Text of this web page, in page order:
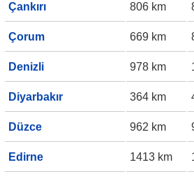
Çankırı 806 km
Çorum 669 km
Denizli 978 km
Diyarbakır 364 km
Düzce 962 km
Edirne 1413 km